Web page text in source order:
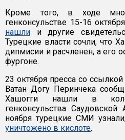
Кроме того, в ходе
генконсульстве 15-16
нашли и другие
Турецкие власти сочли, что
дипмисии и расчленен, а его
фургоне.
23 октября пресса со
Ватан Догу Перинчека
Хашогги нашли в
генконсульства
ноября турецкие СМИ
уничтожено в кислоте.